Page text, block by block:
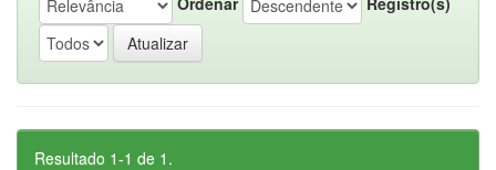
Resultado 1-1 de 1.